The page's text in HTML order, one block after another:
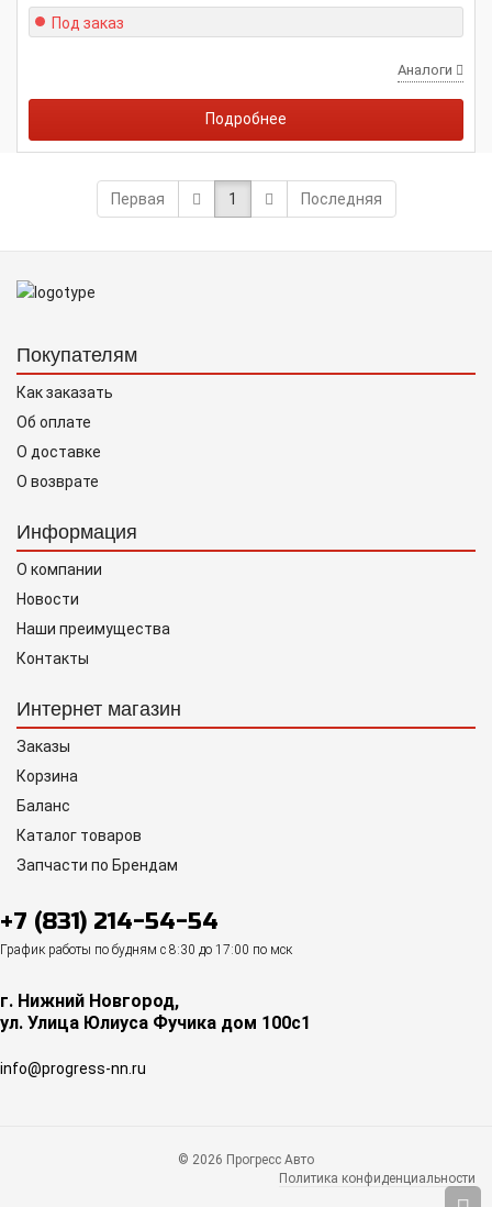
Под заказ
Аналоги
Подробнее
Первая 1 Последняя
Покупателям
Как заказать
Об оплате
О доставке
О возврате
Информация
О компании
Новости
Наши преимущества
Контакты
Интернет магазин
Заказы
Корзина
Баланс
Каталог товаров
Запчасти по Брендам
+7 (831) 214-54-54
График работы по будням с 8:30 до 17:00 по мск
г. Нижний Новгород,
ул. Улица Юлиуса Фучика дом 100с1
info@progress-nn.ru
© 2026 Прогресс Авто
Политика конфиденциальности